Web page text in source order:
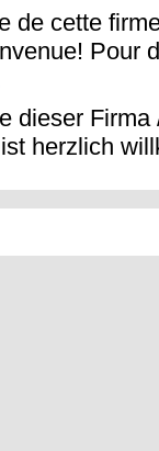
de cette
Pour
dieser
herzlich